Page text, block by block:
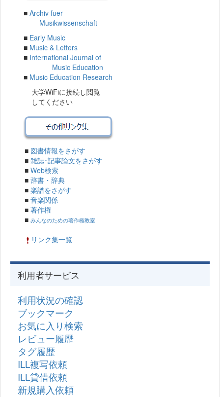
■ Archiv fuer
Musikwissenschaft
■ Early Music
■ Music & Letters
■ International Journal of
Music Education
■ Music Education Research
大学WiFiに接続し閲覧
してください
■ 図書情報をさがす
■ 雑誌･記事論文をさがす
■ Web検索
■ 辞書・辞典
■ 楽譜をさがす
■ 音楽関係
■ 著作権
■ みんなのための著作権教室
リンク集一覧
利用者サービス
利用状況の確認
ブックマーク
お気に入り検索
レビュー履歴
タグ履歴
ILL複写依頼
ILL貸借依頼
新規購入依頼